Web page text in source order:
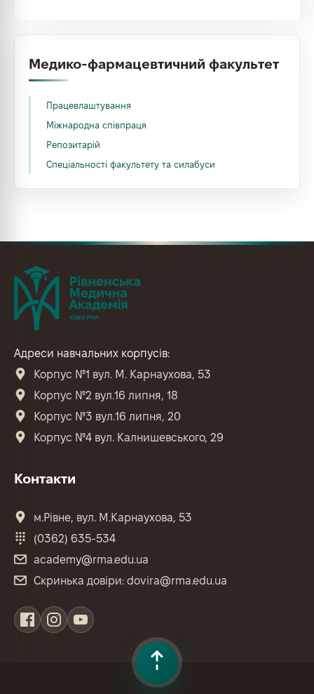
Медико-фармацевтичний факультет
Працевлаштування
Міжнародна співпраця
Репозитарій
Спеціальності факультету та силабуси
Адреси навчальних корпусів:
Корпус №1 вул. М. Карнаухова, 53
Корпус №2 вул.16 липня, 18
Корпус №3 вул.16 липня, 20
Корпус №4 вул. Калнишевського, 29
Контакти
м.Рівне, вул. М.Карнаухова, 53
(0362) 635-534
academy@rma.edu.ua
Скринька довіри: dovira@rma.edu.ua